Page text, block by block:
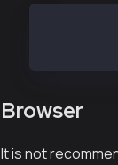
Browser
It is not